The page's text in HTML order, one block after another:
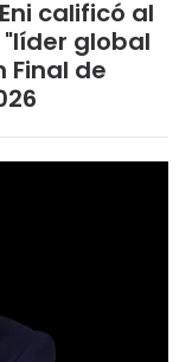
calificó al
global
Final de